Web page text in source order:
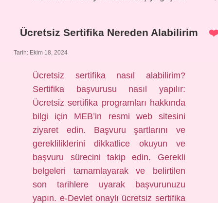
Ücretsiz Sertifika Nereden Alabilirim
Tarih: Ekim 18, 2024
Ücretsiz sertifika nasıl alabilirim?
Sertifika başvurusu nasıl yapılır:
Ücretsiz sertifika programları hakkında
bilgi için MEB’in resmi web sitesini
ziyaret edin. Başvuru şartlarını ve
gerekliliklerini dikkatlice okuyun ve
başvuru sürecini takip edin. Gerekli
belgeleri tamamlayarak ve belirtilen
son tarihlere uyarak başvurunuzu
yapın. e-Devlet onaylı ücretsiz sertifika